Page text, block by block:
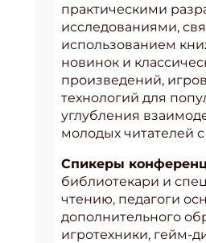
практическими
исследованиями,
использованием
новинок и
произведений,
технологий для
углубления
молодых читателей
Спикеры
библиотекари и
чтению, педагоги
дополнительного
игротехники, гейм-